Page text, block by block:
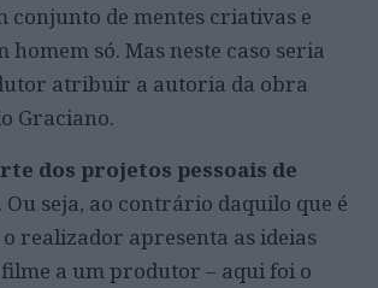
conjunto de mentes criativas e
só. Mas neste caso seria
atribuir a autoria da obra
Graciano.
dos projetos pessoais de
. Ou seja, ao contrário daquilo que é
realizador apresenta as ideias
a um produtor – aqui foi o